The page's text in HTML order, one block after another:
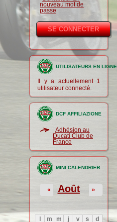
nouveau mot de
passe
UTILISATEURS EN LIGNE
Il y a actuellement 1
utilisateur connecté.
DCF AFFILIAZIONE
Adhésion au
Ducati Club de
France
MINI CALENDRIER
Août
« »
m m j v s
d